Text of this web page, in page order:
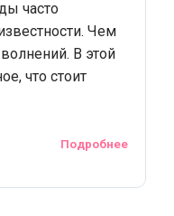
часто
Чем
В этой
что стоит
Подробнее